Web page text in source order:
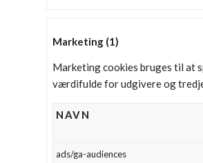
Marketing (1)
Marketing cookies bruges til at
værdifulde for udgivere og
NAVN
ads/ga-audiences